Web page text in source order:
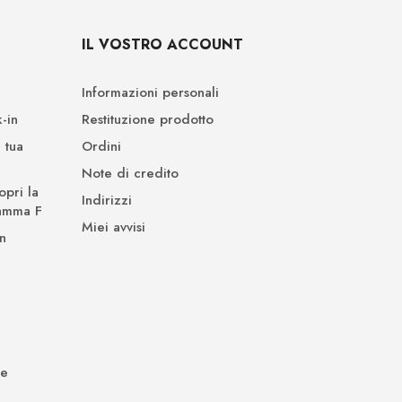
in
la
F
IL VOSTRO ACCOUNT
Informazioni personali
Restituzione prodotto
Ordini
Note di credito
Indirizzi
Miei avvisi